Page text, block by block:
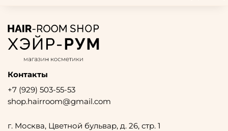
Контакты
+7 (929) 503-55-53
shop.hairroom@gmail.com
г. Москва, Цветной бульвар, д. 26, стр. 1